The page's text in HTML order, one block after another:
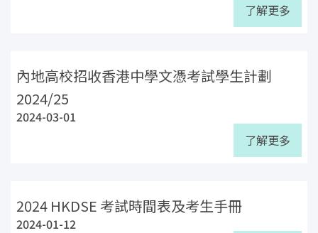
了解更多
內地高校招收香港中學文憑考試學生計劃
2024/25
2024-03-01
了解更多
2024 HKDSE 考試時間表及考生手冊
2024-01-12